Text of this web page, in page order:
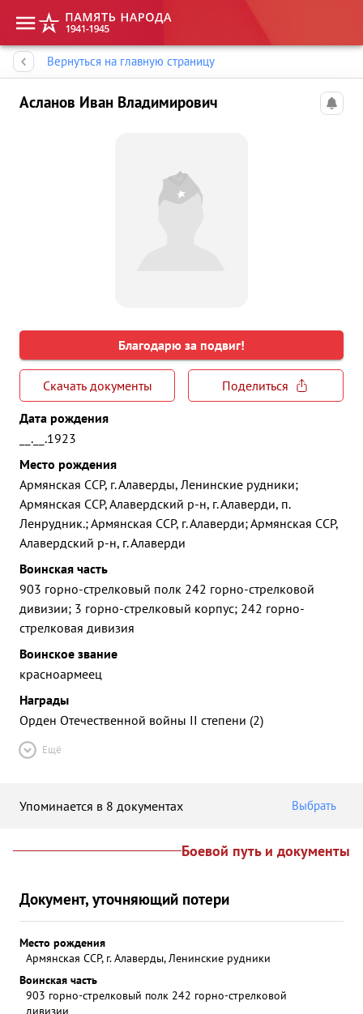
Вернуться на главную страницу
Асланов Иван Владимирович
Благодарю за подвиг!
Скачать документы
Поделиться
Дата рождения
__.__.1923
Место рождения
Армянская ССР, г. Алаверды, Ленинские рудники;
Армянская ССР, Алавердский р-н, г. Алаверди, п.
Ленрудник.; Армянская ССР, г. Алаверди; Армянская ССР,
Алавердский р-н, г. Алаверди
Воинская часть
903 горно-стрелковый полк 242 горно-стрелковой
дивизии; 3 горно-стрелковый корпус; 242 горно-
стрелковая дивизия
Воинское звание
красноармеец
Награды
Орден Отечественной войны II степени (2)
Ещё
Упоминается в 8 документах Выбрать
Боевой путь и документы
Документ, уточняющий потери
Место рождения
Армянская ССР, г. Алаверды, Ленинские рудники
Воинская часть
903 горно-стрелковый полк 242 горно-стрелковой
дивизии
Память народа